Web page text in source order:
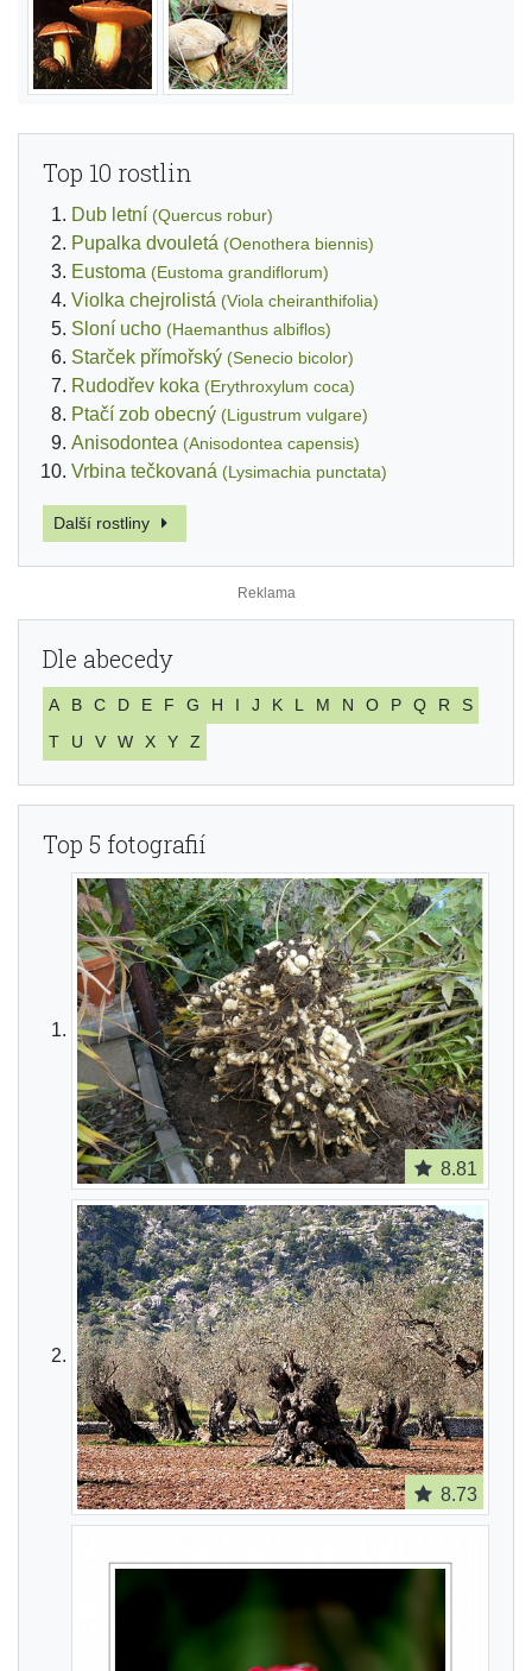
Top 10 rostlin
Dub letní (Quercus robur)
Pupalka dvouletá (Oenothera biennis)
Eustoma (Eustoma grandiflorum)
Violka chejrolistá (Viola cheiranthifolia)
Sloní ucho (Haemanthus albiflos)
Starček přímořský (Senecio bicolor)
Rudodřev koka (Erythroxylum coca)
Ptačí zob obecný (Ligustrum vulgare)
Anisodontea (Anisodontea capensis)
Vrbina tečkovaná (Lysimachia punctata)
Další rostliny
Dle abecedy
A B C D E F G H I J K L M N O P Q R
S
T
U V W X Y Z
Top 5 fotografií
8.81
8.73